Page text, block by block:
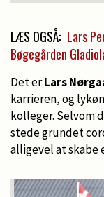
LÆS OGSÅ: Lars
Bøgegården
Det erLars
karrieren, og
kolleger. Selvom
stede grundet
alligevel at skabe